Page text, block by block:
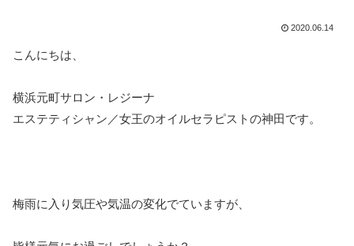
2020.06.14
こんにちは、
横浜元町サロン・レジーナ
エステティシャン／女王のオイルセラピストの神田です。
梅雨に入り気圧や気温の変化でていますが、